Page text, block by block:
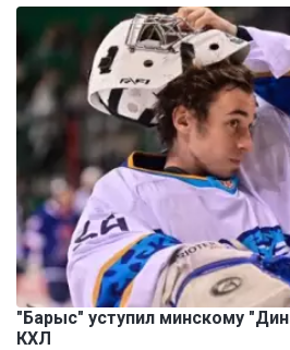
"Барыс" уступил минскому
КХЛ